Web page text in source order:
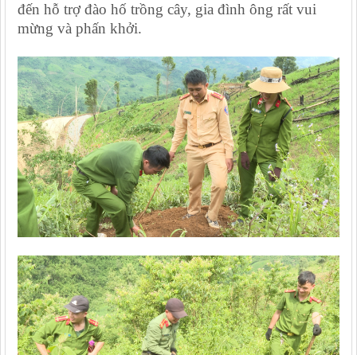
đến hỗ trợ đào hố trồng cây, gia đình ông rất vui
mừng và phấn khởi.